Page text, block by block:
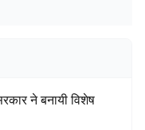
ने बनायी विशेष